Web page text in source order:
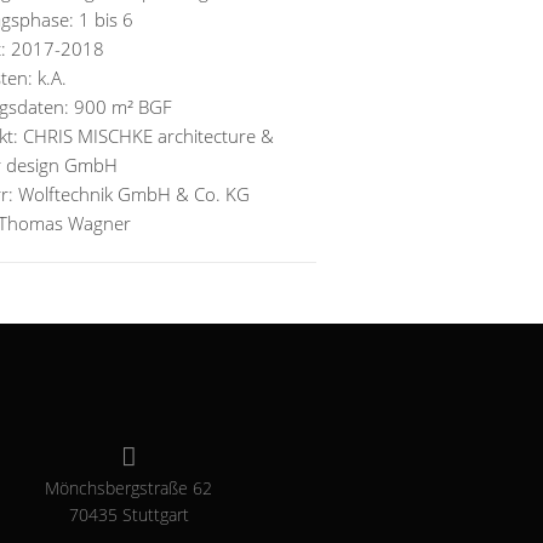
1 bis 6
2017-2018
k.A.
900 m² BGF
CHRIS MISCHKE architecture &
GmbH
Wolftechnik GmbH & Co. KG
Wagner
Mönchsbergstraße 62
70435 Stuttgart